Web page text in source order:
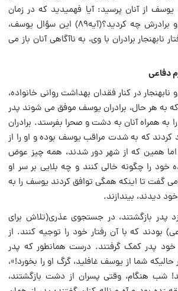
یوسف از آنان پرسید: آیا فهمیدید که در زمان
جهالت‌ خود، با یوسف و برادرش چه‌ کردید؟(آیه‌۸۹) این سؤال یوسف،
نابهنجار برادران با وى، به ناآگاهى آنان باز می
دفاعى
نابهنجار در کنار فقدان بهداشت روانی خانواده،
که به هر حال، برادران یوسف موفق می شوند پدر
به همراه آنان به دشت و صحرا بفرستد. برادران
کردند که به شدت مراقب یوسف بوده و او را از
اما همین که از شهر دور شدند، همه چیز عوض
را چگونه خالى کنند و چه بلایى بر سر او
گفت تا اینکه همگى توافق کردند یوسف را به
دیدند، بیندازند.
پدر بازگشتند، در جستجوى عذرى(تلاش براى
بودند که با آن رفتار خود را توجیه کنند. از
پدر کمک گرفتند. درست همانطور که پدر
شما از یوسف غافلید، گرگ او را بخورد!»،
شب هنگام، وقتى پسران از دشت بازگشتند،